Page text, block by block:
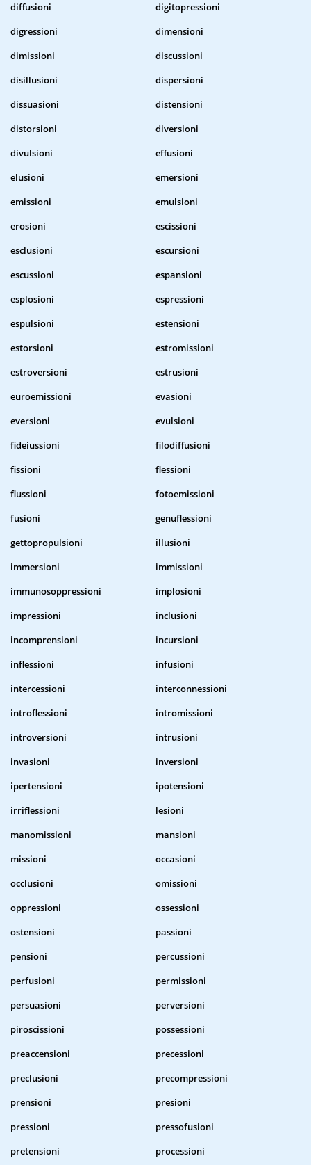
diffusioni
digitopressioni
digressioni
dimensioni
dimissioni
discussioni
disillusioni
dispersioni
dissuasioni
distensioni
distorsioni
diversioni
divulsioni
effusioni
elusioni
emersioni
emissioni
emulsioni
erosioni
escissioni
esclusioni
escursioni
escussioni
espansioni
esplosioni
espressioni
espulsioni
estensioni
estorsioni
estromissioni
estroversioni
estrusioni
euroemissioni
evasioni
eversioni
evulsioni
fideiussioni
filodiffusioni
fissioni
flessioni
flussioni
fotoemissioni
fusioni
genuflessioni
gettopropulsioni
illusioni
immersioni
immissioni
immunosoppressioni
implosioni
impressioni
inclusioni
incomprensioni
incursioni
inflessioni
infusioni
intercessioni
interconnessioni
introflessioni
intromissioni
introversioni
intrusioni
invasioni
inversioni
ipertensioni
ipotensioni
irriflessioni
lesioni
manomissioni
mansioni
missioni
occasioni
occlusioni
omissioni
oppressioni
ossessioni
ostensioni
passioni
pensioni
percussioni
perfusioni
permissioni
persuasioni
perversioni
piroscissioni
possessioni
preaccensioni
precessioni
preclusioni
precompressioni
prensioni
presioni
pressioni
pressofusioni
pretensioni
processioni